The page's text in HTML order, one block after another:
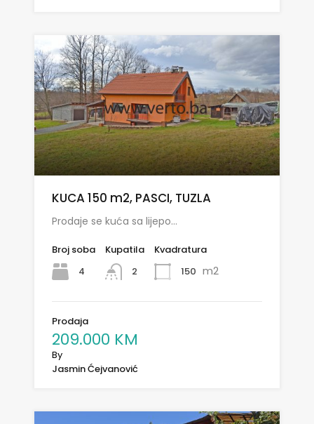
KUCA 150 m2, PASCI, TUZLA
Prodaje se kuća sa lijepo…
Broj soba
4
Kupatila
2
Kvadratura
150 m2
Prodaja
209.000 KM
By
Jasmin Ćejvanović